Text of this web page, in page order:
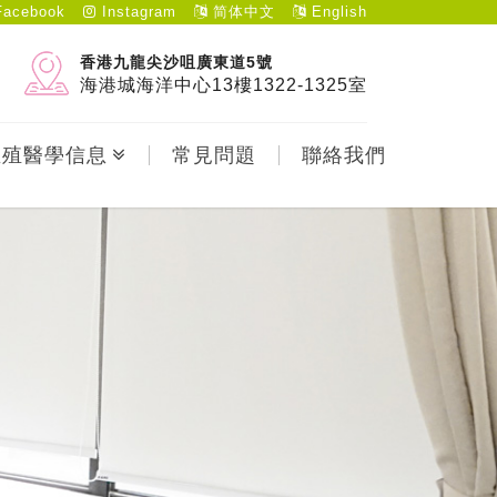
Instagram 简体中文 English
香港九龍尖沙咀廣東道5號
海港城海洋中心13樓1322-1325室
醫學信息 常見問題 聯絡我們